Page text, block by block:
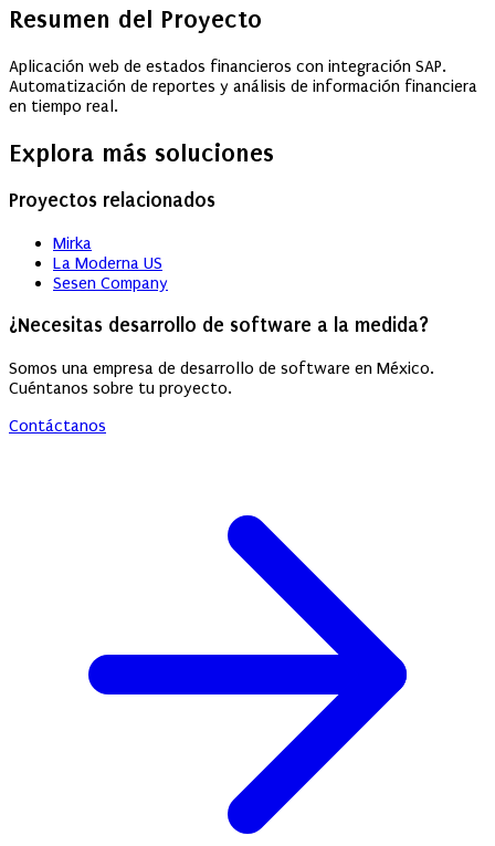
Resumen del Proyecto
Aplicación web de estados financieros con integración SAP.
Automatización de reportes y análisis de información financiera
en tiempo real.
Explora más soluciones
Proyectos relacionados
Mirka
La Moderna US
Sesen Company
¿Necesitas desarrollo de software a la medida?
Somos una empresa de desarrollo de software en México.
Cuéntanos sobre tu proyecto.
Contáctanos